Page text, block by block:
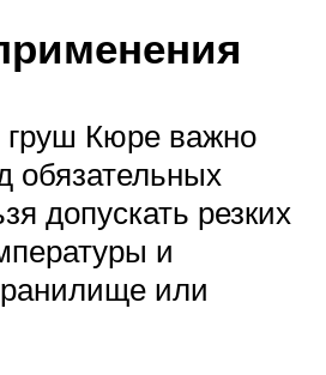
Кюре важно
обязательных
допускать резких
и
или